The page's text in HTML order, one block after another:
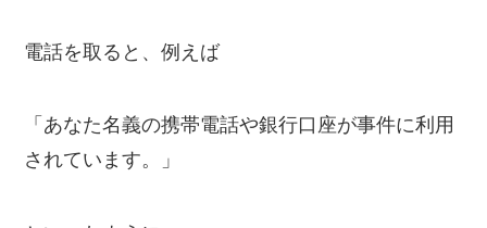
電話を取ると、例えば
「あなた名義の携帯電話や銀行口座が事件に利用
されています。」